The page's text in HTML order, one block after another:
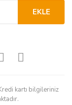
EKLE
kartı bilgileriniz